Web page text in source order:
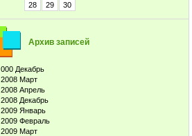
28
29 30
Архив записей
000 Декабрь
2008 Март
2008 Апрель
2008 Декабрь
2009 Январь
2009 Февраль
2009 Март